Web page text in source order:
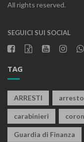
All rights reserved.
SEGUICI SUI SOCIAL
TAG
ARRESTI arresto
carabinieri
Guardia di Finanza